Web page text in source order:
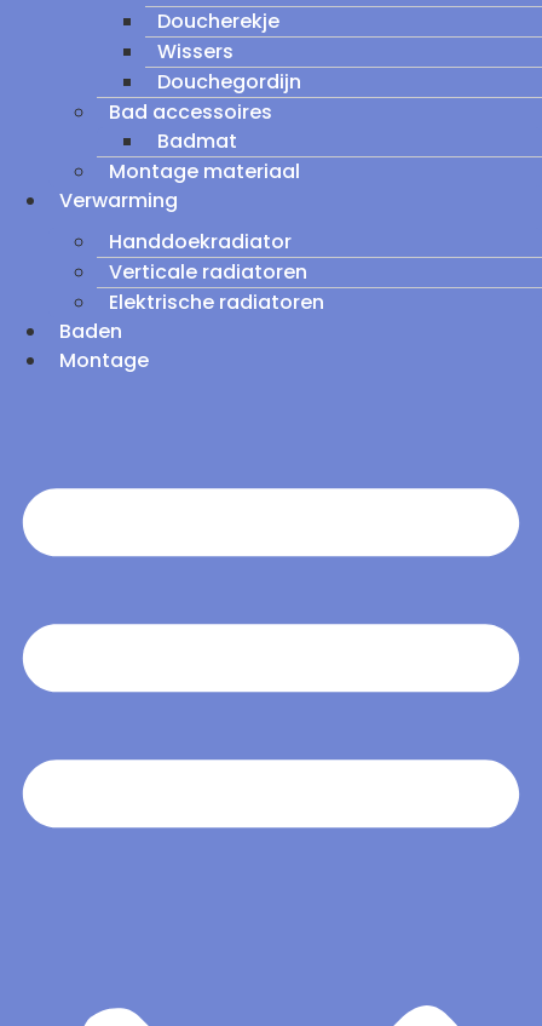
Doucherekje
Wissers
Douchegordijn
Bad accessoires
Badmat
Montage materiaal
Verwarming
Handdoekradiator
Verticale radiatoren
Elektrische radiatoren
Baden
Montage